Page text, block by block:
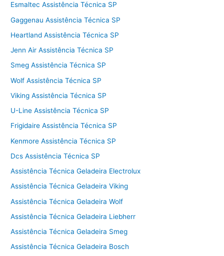
Esmaltec Assistência Técnica SP
Gaggenau Assistência Técnica SP
Heartland Assistência Técnica SP
Jenn Air Assistência Técnica SP
Smeg Assistência Técnica SP
Wolf Assistência Técnica SP
Viking Assistência Técnica SP
U-Line Assistência Técnica SP
Frigidaire Assistência Técnica SP
Kenmore Assistência Técnica SP
Dcs Assistência Técnica SP
Assistência Técnica Geladeira Electrolux
Assistência Técnica Geladeira Viking
Assistência Técnica Geladeira Wolf
Assistência Técnica Geladeira Liebherr
Assistência Técnica Geladeira Smeg
Assistência Técnica Geladeira Bosch